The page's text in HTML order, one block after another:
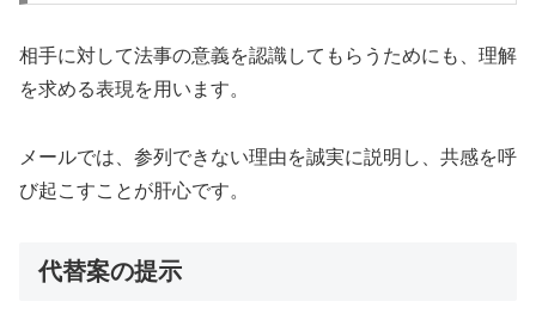
相手に対して法事の意義を認識してもらうためにも、理解
を求める表現を用います。
メールでは、参列できない理由を誠実に説明し、共感を呼
び起こすことが肝心です。
代替案の提示